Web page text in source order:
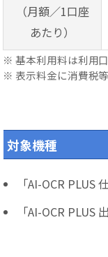
（月額／1口座
あたり）
※ 基本利用料は利用
※ 表示料金に消費税
対象機種
「AI-OCR PLUS
「AI-OCR PLUS